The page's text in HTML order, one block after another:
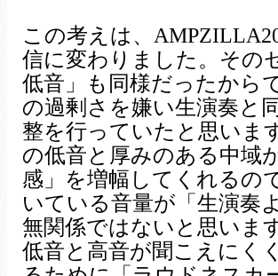
この考えは、
信に変わりました。その
低音」も同様だったから
の過剰さを嫌い生演奏と
整を行っていたと思いま
の低音と厚みのある中域
感」を増幅してくれるの
いている音量が「生演奏
無関係ではないと思いま
低音と高音が聞こえにく